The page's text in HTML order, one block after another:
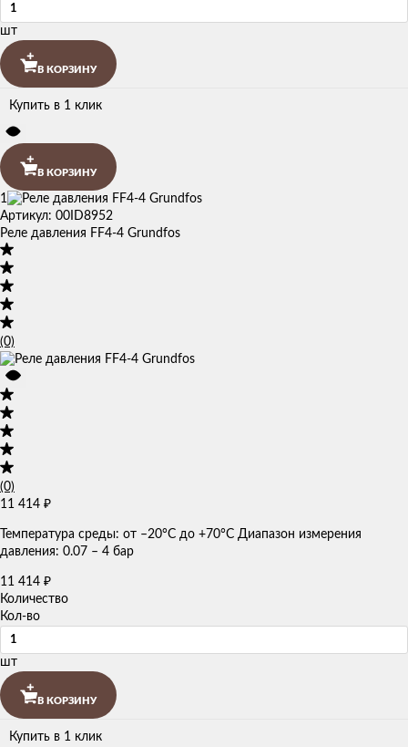
шт
В КОРЗИНУ
Купить в 1 клик
В КОРЗИНУ
1
Артикул: 00ID8952
Реле давления FF4-4 Grundfos
(0)
(0)
11 414 ₽
Температура среды: от –20°C до +70°C Диапазон измерения
давления: 0.07 – 4 бар
11 414 ₽
Количество
Кол-во
шт
В КОРЗИНУ
Купить в 1 клик